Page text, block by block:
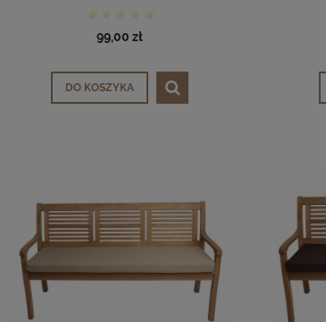
99,00 zł
DO KOSZYKA